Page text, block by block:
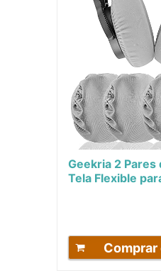
Geekria 2 Pares
Tela Flexible
Comprar